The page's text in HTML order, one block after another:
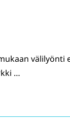
välilyönti
…